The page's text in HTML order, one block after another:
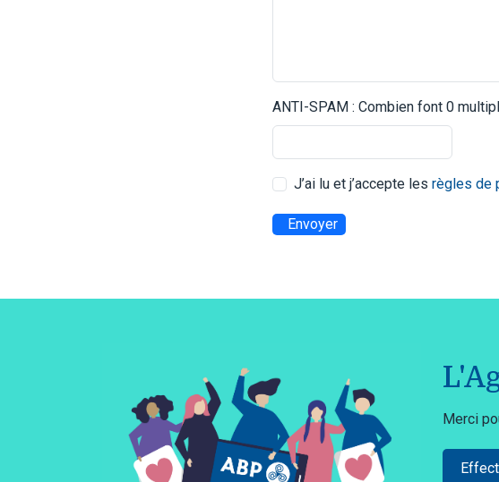
ANTI-SPAM : Combien font 0
J’ai lu et j’accepte les règles de
Envoyer
Merci